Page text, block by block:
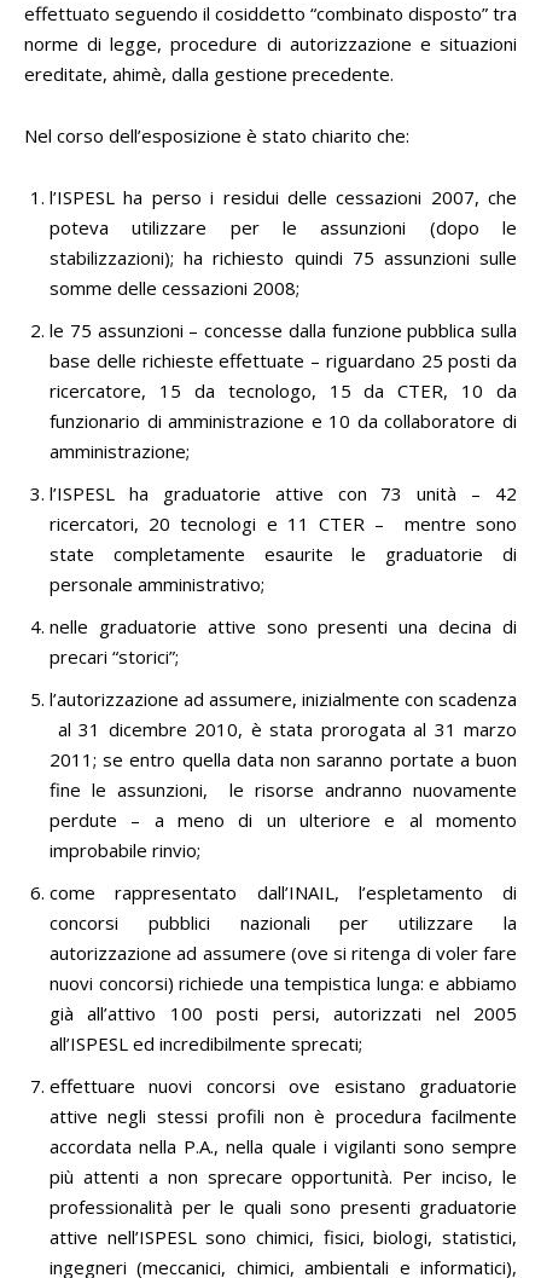
effettuato seguendo il cosiddetto “combinato disposto” tra
norme di legge, procedure di autorizzazione e situazioni
ereditate, ahimè, dalla gestione precedente.
Nel corso dell’esposizione è stato chiarito che:
l’ISPESL ha perso i residui delle cessazioni 2007, che
poteva utilizzare per le assunzioni (dopo le
stabilizzazioni); ha richiesto quindi 75 assunzioni sulle
somme delle cessazioni 2008;
le 75 assunzioni – concesse dalla funzione pubblica sulla
base delle richieste effettuate – riguardano 25 posti da
ricercatore, 15 da tecnologo, 15 da CTER, 10 da
funzionario di amministrazione e 10 da collaboratore di
amministrazione;
l’ISPESL ha graduatorie attive con 73 unità – 42
ricercatori, 20 tecnologi e 11 CTER – mentre sono
state completamente esaurite le graduatorie di
personale amministrativo;
nelle graduatorie attive sono presenti una decina di
precari “storici”;
l’autorizzazione ad assumere, inizialmente con scadenza
al 31 dicembre 2010, è stata prorogata al 31 marzo
2011; se entro quella data non saranno portate a buon
fine le assunzioni, le risorse andranno nuovamente
perdute – a meno di un ulteriore e al momento
improbabile rinvio;
come rappresentato dall’INAIL, l’espletamento di
concorsi pubblici nazionali per utilizzare la
autorizzazione ad assumere (ove si ritenga di voler fare
nuovi concorsi) richiede una tempistica lunga: e abbiamo
già all’attivo 100 posti persi, autorizzati nel 2005
all’ISPESL ed incredibilmente sprecati;
effettuare nuovi concorsi ove esistano graduatorie
attive negli stessi profili non è procedura facilmente
accordata nella P.A., nella quale i vigilanti sono sempre
più attenti a non sprecare opportunità. Per inciso, le
professionalità per le quali sono presenti graduatorie
attive nell’ISPESL sono chimici, fisici, biologi, statistici,
ingegneri (meccanici, chimici, ambientali e informatici),